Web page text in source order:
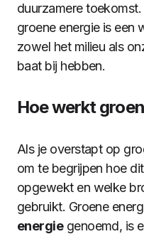
duurzamere
groene energie is een
zowel het milieu als
baat bij hebben.
Hoe werkt
Als je overstapt op
om te begrijpen hoe
opgewekt en welke
gebruikt. Groene
energiegenoemd, is